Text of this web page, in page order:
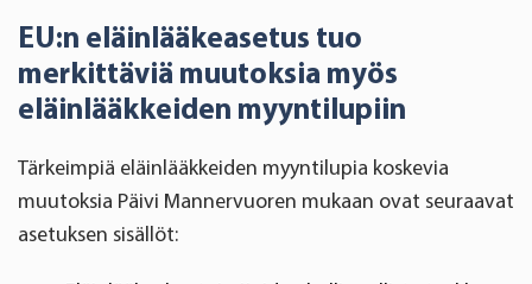
EU:n eläinlääkeasetus tuo
merkittäviä muutoksia myös
eläinlääkkeiden myyntilupiin
Tärkeimpiä eläinlääkkeiden myyntilupia koskevia
muutoksia Päivi Mannervuoren mukaan ovat seuraavat
asetuksen sisällöt: